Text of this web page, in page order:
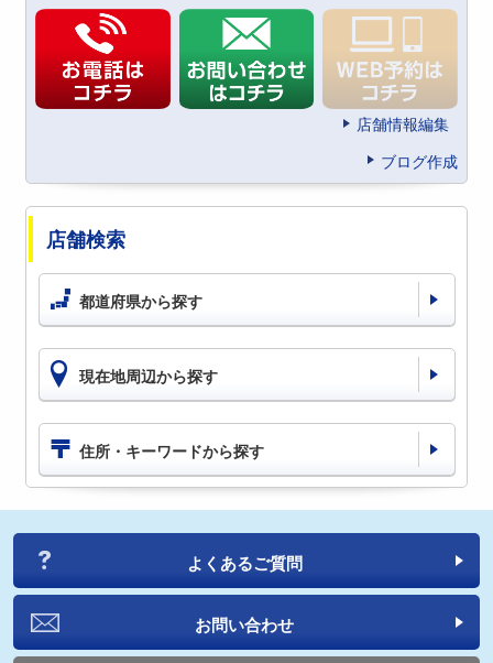
店舗情報編集
ブログ作成
店舗検索
都道府県から探す
現在地周辺から探す
住所・キーワードから探す
よくあるご質問
お問い合わせ